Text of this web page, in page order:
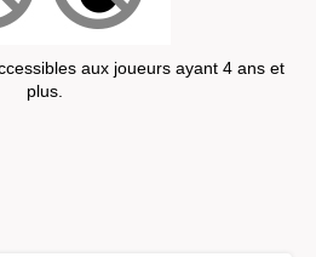
aux joueurs ayant 4 ans et
plus.